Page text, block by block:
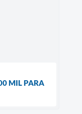
MIL PARA